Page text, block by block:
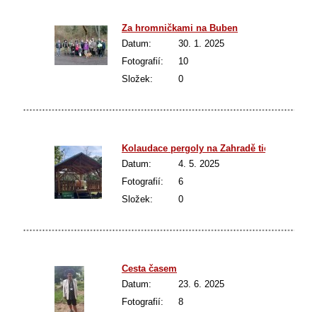
Za hromničkami na Buben
Datum:
30. 1. 2025
Fotografií:
10
Složek:
0
Kolaudace pergoly na Zahradě ticha
Datum:
4. 5. 2025
Fotografií:
6
Složek:
0
Cesta časem
Datum:
23. 6. 2025
Fotografií:
8